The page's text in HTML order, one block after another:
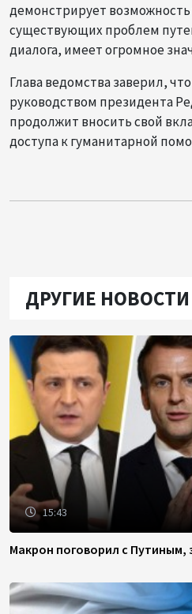
демонстрирует
существующих проблем
диалога, имеет огромное
Глава ведомства заверил,
руководством президента
продолжит вносить свой
доступа к гуманитарной
ДРУГИЕ НОВОСТИ
15:43
Макрон поговорил с Путиным,